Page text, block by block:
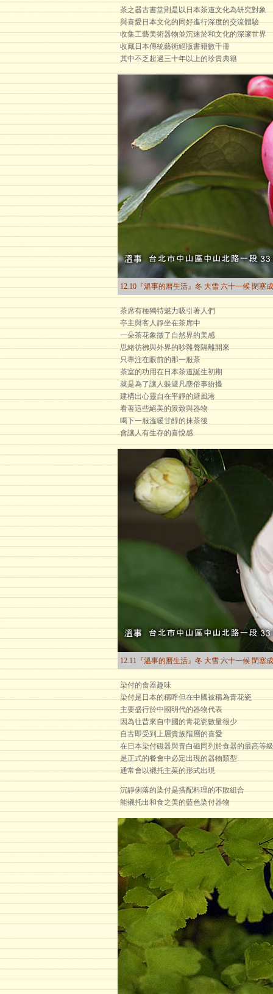
茶之器古書堂則是以日本茶道文化為研究對象
與喜愛日本文化的同好進行深度的交流體驗
收集工藝美術器物並沉迷於和文化的深邃世界
收藏日本傳統藝術絕版書籍數千冊
其中不乏超過三十年以上的珍貴典籍
12.10『溫事的曆生活』冬 大雪 六十一候 閉塞
茶席有種獨特魅力吸引著人們
亭主與客人靜坐在茶席中
一朵茶花象徵了自然界的美感
思緒彷彿與外界的吵雜聲隔離開來
只專注在眼前的那一服茶
茶室的功用在日本茶道誕生初期
就是為了讓人躲避凡塵俗事紛擾
建構出心靈自在平靜的避風港
看著這些絕美的景致與器物
喝下一服溫暖甘醇的抹茶後
會讓人有生存的喜悅感
12.11『溫事的曆生活』冬 大雪 六十一候 閉塞
染付的食器趣味
染付是日本的稱呼但在中國被稱為青花瓷
主要盛行於中國明代的器物代表
因為往昔來自中國的青花瓷數量很少
自古即受到上層貴族階層的喜愛
在日本染付磁器與青白磁同列於食器的最高等級
是正式的餐會中必定出現的器物類型
通常會以襯托主菜的形式出現
沉靜俐落的染付是搭配料理的不敗組合
能襯托出和食之美的藍色染付器物